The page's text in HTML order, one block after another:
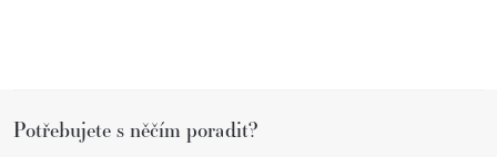
Potřebujete s něčím poradit?